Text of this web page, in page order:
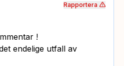
!
endelige utfall av
Rapportera